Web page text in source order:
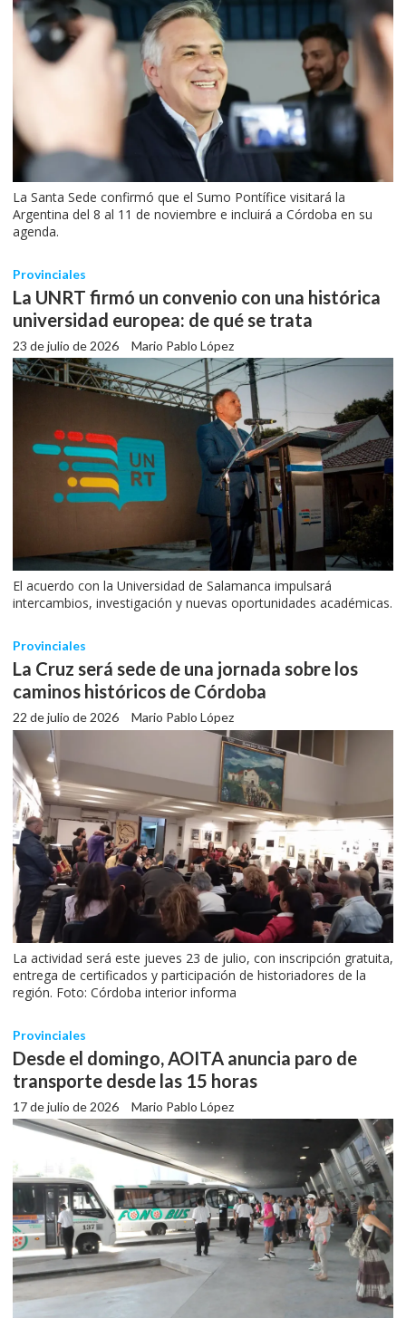
La Santa Sede confirmó que el Sumo Pontífice visitará la
Argentina del 8 al 11 de noviembre e incluirá a Córdoba en su
agenda.
La UNRT firmó un convenio con una histórica
universidad europea: de qué se trata
Mario Pablo López
Provinciales
23 de julio de 2026
El acuerdo con la Universidad de Salamanca impulsará
intercambios, investigación y nuevas oportunidades académicas.
La Cruz será sede de una jornada sobre los
caminos históricos de Córdoba
Mario Pablo López
Provinciales
22 de julio de 2026
La actividad será este jueves 23 de julio, con inscripción gratuita,
entrega de certificados y participación de historiadores de la
región. Foto: Córdoba interior informa
Desde el domingo, AOITA anuncia paro de
transporte desde las 15 horas
Mario Pablo López
Provinciales
17 de julio de 2026